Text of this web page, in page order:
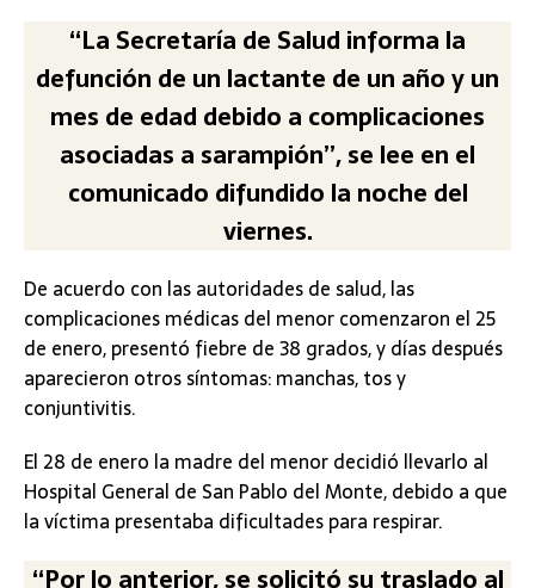
“La Secretaría de Salud informa la
defunción de un lactante de un año y un
mes de edad debido a complicaciones
asociadas a sarampión”, se lee en el
comunicado difundido la noche del
viernes.
De acuerdo con las autoridades de salud, las
complicaciones médicas del menor comenzaron el 25
de enero, presentó fiebre de 38 grados, y días después
aparecieron otros síntomas: manchas, tos y
conjuntivitis.
El 28 de enero la madre del menor decidió llevarlo al
Hospital General de San Pablo del Monte, debido a que
la víctima presentaba dificultades para respirar.
“Por lo anterior, se solicitó su traslado al